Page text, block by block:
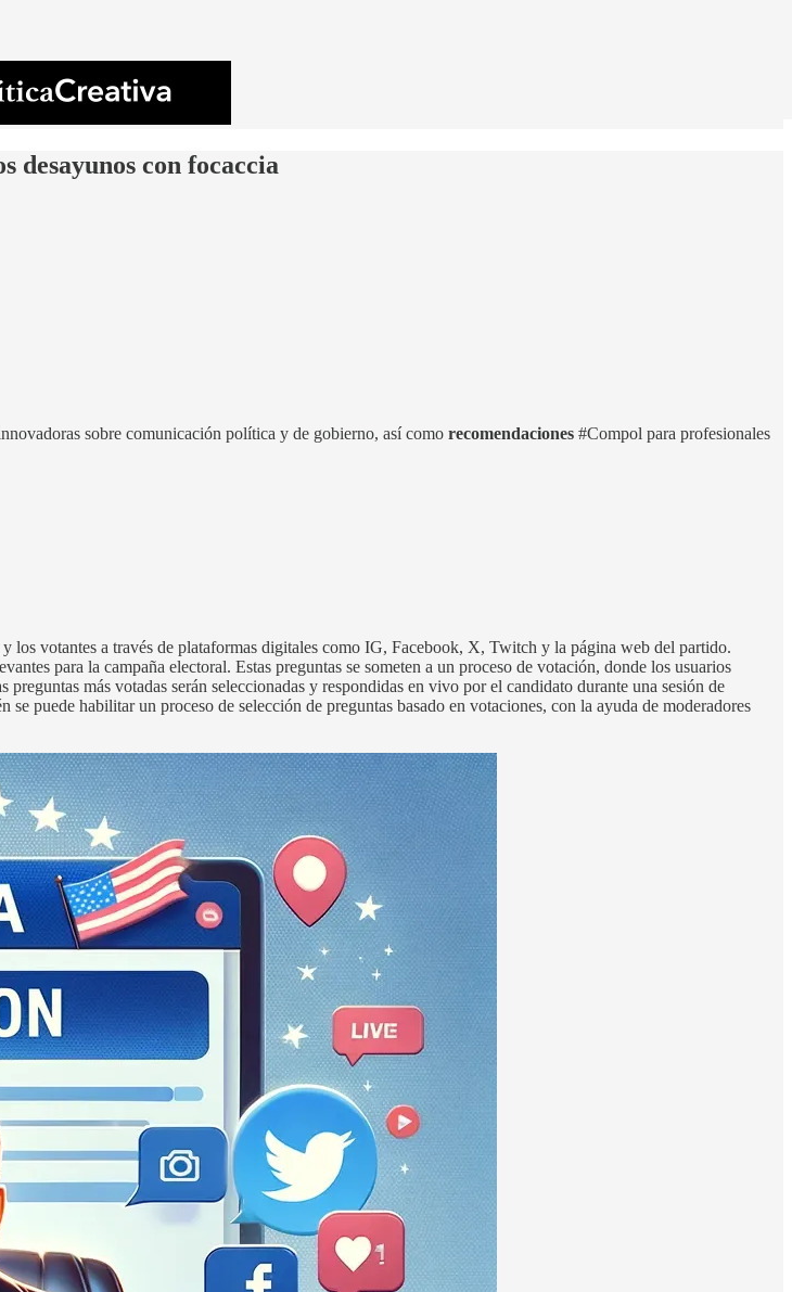
desayunos con focaccia
sobre comunicación política y de gobierno, así como recomendaciones #Compol para profesionales
votantes a través de plataformas digitales como IG, Facebook, X, Twitch y la página web del partido.
para la campaña electoral. Estas preguntas se someten a un proceso de votación, donde los usuarios
más votadas serán seleccionadas y respondidas en vivo por el candidato durante una sesión de
se puede habilitar un proceso de selección de preguntas basado en votaciones, con la ayuda de moderadores